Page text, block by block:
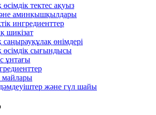
тектес ақуыз
аминқышқылдары
ингредиенттер
шикізат
өнімдері
сығындысы
ұнтағы
майлары
және гүл шайы